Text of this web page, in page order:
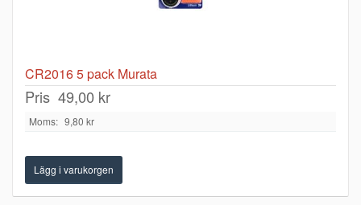
CR2016 5 pack Murata
Pris 49,00 kr
Moms: 9,80 kr